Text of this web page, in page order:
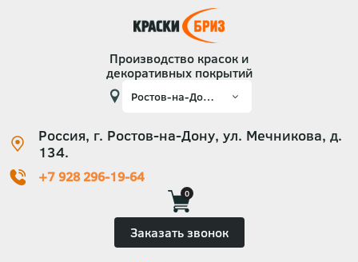
Производство красок и
декоративных покрытий
Россия, г. Ростов-на-Дону, ул. Мечникова, д.
134.
+7 928 296-19-64
0
Заказать звонок